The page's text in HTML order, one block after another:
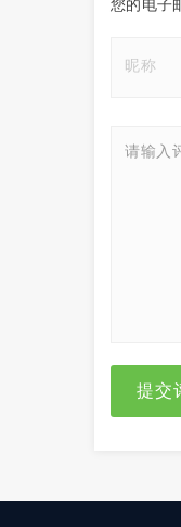
您的电子
提交